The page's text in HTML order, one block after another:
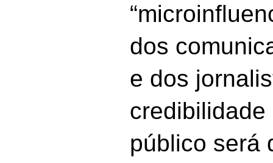
dos
e dos
público será